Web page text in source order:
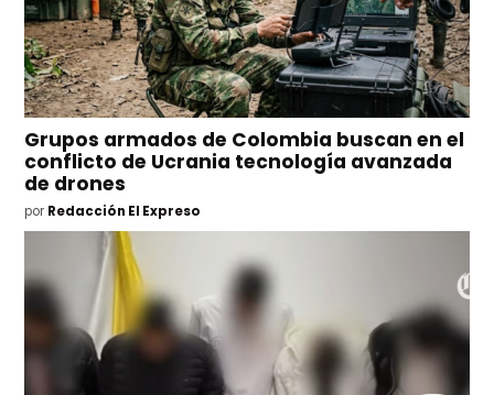
Grupos armados de Colombia buscan en el
conflicto de Ucrania tecnología avanzada
de drones
por Redacción El Expreso